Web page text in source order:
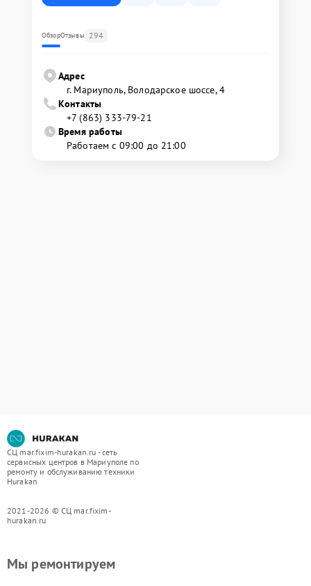
ОбзорОтзывы 294
Адрес
г. Мариуполь, Володарское шоссе, 4
Контакты
+7 (863) 333-79-21
Время работы
Работаем с 09:00 до 21:00
СЦ mar.fixim-hurakan.ru - сеть
сервисных центров в Мариуполе по
ремонту и обслуживанию техники
Hurakan
2021-2026 © СЦ mar.fixim-
hurakan.ru
Мы ремонтируем